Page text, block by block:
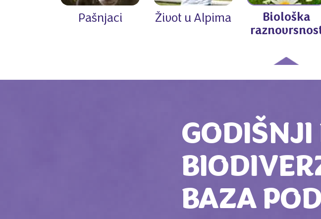
Pašnjaci Život u Alpima
Biološka
GODIŠNJI
BAZA